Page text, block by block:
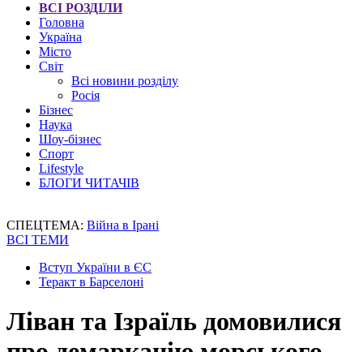
ВСІ РОЗДІЛИ
Головна
Україна
Місто
Світ
Всі новини розділу
Росія
Бізнес
Наука
Шоу-бізнес
Спорт
Lifestyle
БЛОГИ ЧИТАЧІВ
СПЕЦТЕМА: Війна в Ірані
ВСІ ТЕМИ
Вступ України в ЄС
Теракт в Барселоні
Ліван та Ізраїль домовилися